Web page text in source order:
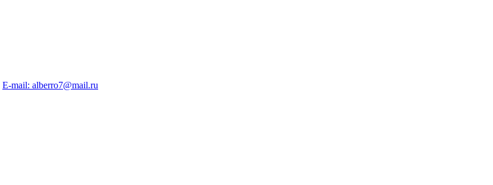
E-mail: alberro7@mail.ru